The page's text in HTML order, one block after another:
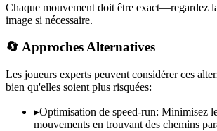
Chaque mouvement doit être exact—regardez
image si nécessaire.
🔄 Approches Alternatives
Les joueurs experts peuvent considérer ces
bien qu'elles soient plus risquées:
▸Optimisation de speed-run: Minimisez
mouvements en trouvant des chemins